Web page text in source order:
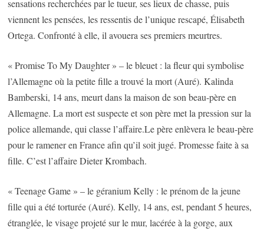
sensations recherchées par le tueur, ses lieux de chasse, puis
viennent les pensées, les ressentis de l’unique rescapé, Élisabeth
Ortega. Confronté à elle, il avouera ses premiers meurtres.
« Promise To My Daughter » – le bleuet : la fleur qui symbolise
l’Allemagne où la petite fille a trouvé la mort (Auré). Kalinda
Bamberski, 14 ans, meurt dans la maison de son beau-père en
Allemagne. La mort est suspecte et son père met la pression sur la
police allemande, qui classe l’affaire.Le père enlèvera le beau-père
pour le ramener en France afin qu’il soit jugé. Promesse faite à sa
fille. C’est l’affaire Dieter Krombach.
« Teenage Game » – le géranium Kelly : le prénom de la jeune
fille qui a été torturée (Auré). Kelly, 14 ans, est, pendant 5 heures,
étranglée, le visage projeté sur le mur, lacérée à la gorge, aux